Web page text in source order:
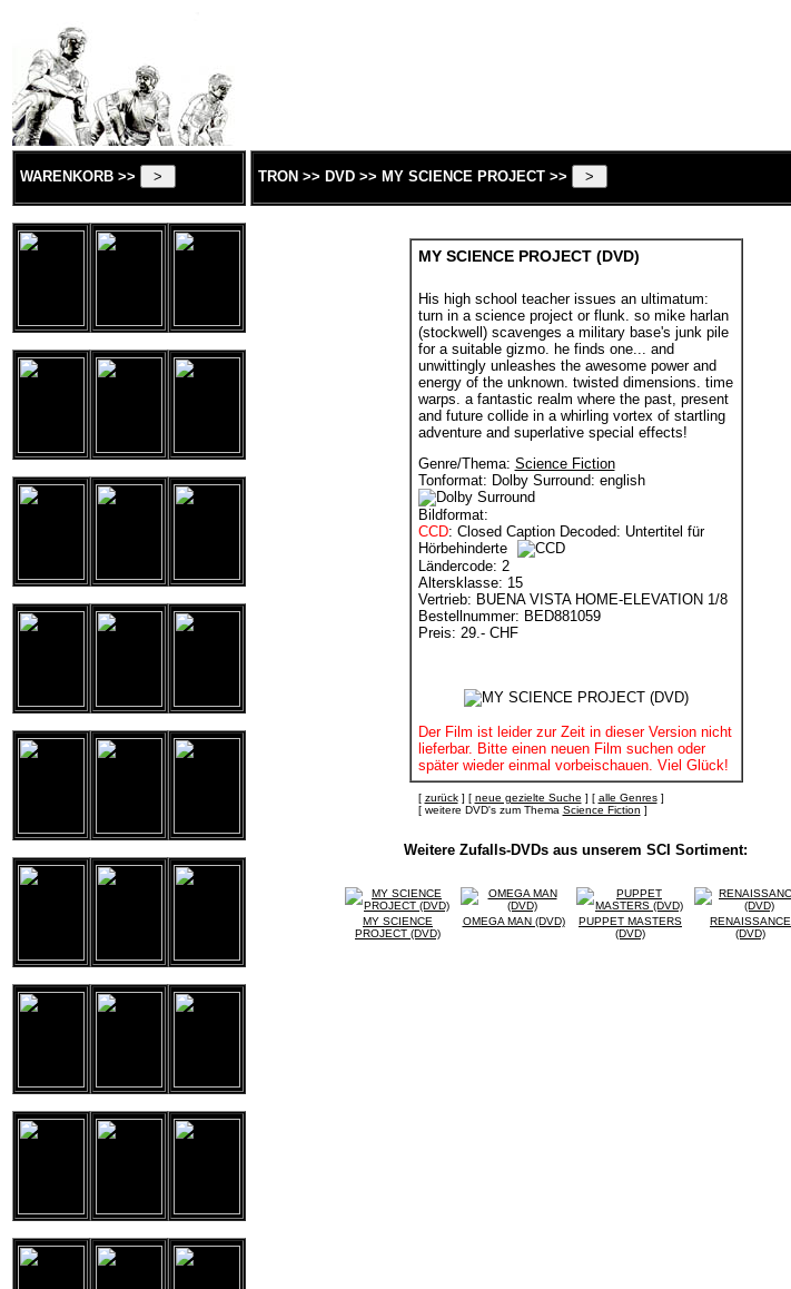
WARENKORB >> TRON >> DVD >> MY SCIENCE PROJECT >>
MY SCIENCE PROJECT (DVD)
His high school teacher issues an ultimatum:
turn in a science project or flunk. so mike harlan
(stockwell) scavenges a military base's junk pile
for a suitable gizmo. he finds one... and
unwittingly unleashes the awesome power and
energy of the unknown. twisted dimensions. time
warps. a fantastic realm where the past, present
and future collide in a whirling vortex of startling
adventure and superlative special effects!
Genre/Thema: Science Fiction
Tonformat: Dolby Surround: english
Bildformat:
CCD: Closed Caption Decoded: Untertitel für
Hörbehinderte
Ländercode: 2
Altersklasse: 15
Vertrieb: BUENA VISTA HOME-ELEVATION 1/8
Bestellnummer: BED881059
Preis: 29.- CHF
Der Film ist leider zur Zeit in dieser Version nicht
lieferbar. Bitte einen neuen Film suchen oder
später wieder einmal vorbeischauen. Viel Glück!
[ zurück] [ neue gezielte Suche ] [ alle Genres]
[ weitere DVD's zum Thema Science Fiction ]
Weitere Zufalls-DVDs aus unserem SCI Sortiment:
MY SCIENCE
PROJECT (DVD)
OMEGA MAN (DVD)
PUPPET MASTERS
(DVD)
RENAISSANCE
(DVD)